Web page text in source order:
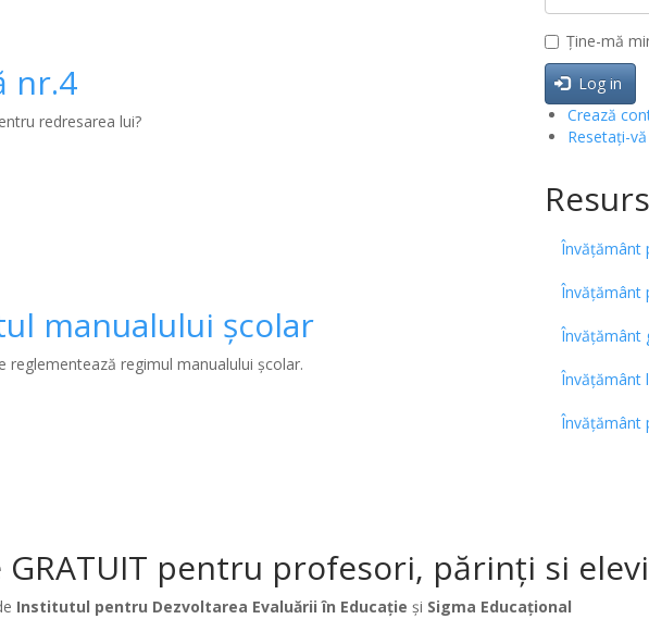
nr.4
redresarea lui?
manualului școlar
reglementează regimul manualului școlar.
Ține-mă
Log in
Crează
Resetați-
Învățământ
Învățământ
Învățământ
Învățământ
Învățământ
GRATUIT pentru profesori, părinți si elevi
Institutul pentru Dezvoltarea Evaluării în Educație și Sigma Educațional